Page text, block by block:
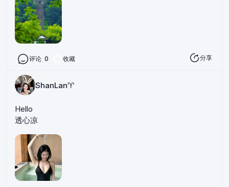
评论 0 收藏 分享
ShanLan♈️
Hello
透心凉